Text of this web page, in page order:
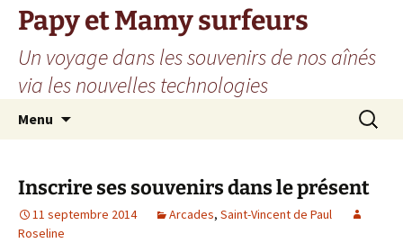
Aller
contenu
Papy et Mamy surfeurs
Un voyage dans les souvenirs de nos aînés
via les nouvelles technologies
Menu
Inscrire ses souvenirs dans le présent
11 septembre 2014 Arcades, Saint-Vincent de Paul
Roseline